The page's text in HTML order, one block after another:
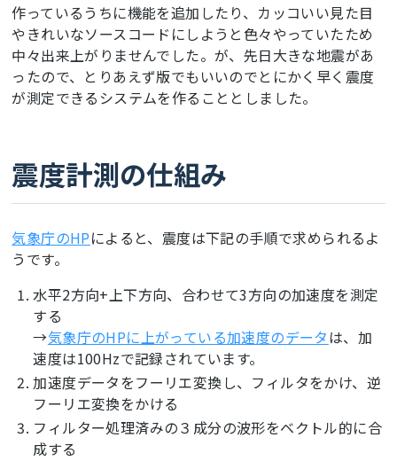
作っているうちに機能を追加したり、カッコいい見た目
やきれいなソースコードにしようと色々やっていたため
中々出来上がりませんでした。が、先日大きな地震があ
ったので、とりあえず版でもいいのでとにかく早く震度
が測定できるシステムを作ることとしました。
震度計測の仕組み
気象庁のHPによると、震度は下記の手順で求められるよ
うです。
水平2方向+上下方向、合わせて3方向の加速度を測定
する
→気象庁のHPに上がっている加速度のデータは、加
速度は100Hzで記録されています。
加速度データをフーリエ変換し、フィルタをかけ、逆
フーリエ変換をかける
フィルター処理済みの３成分の波形をベクトル的に合
成する